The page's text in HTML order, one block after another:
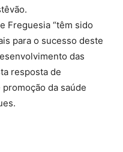
Freguesia “têm sido
para o sucesso deste
das
resposta de
da saúde